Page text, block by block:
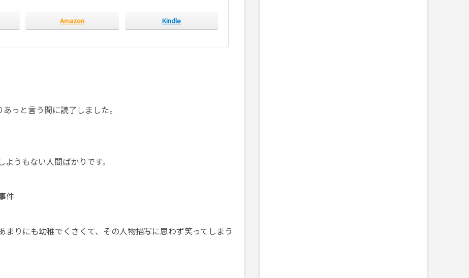
Amazon Kindle
っと言う間に読了しました。
うもない人間ばかりです。
件
りにも幼稚でくさくて、その人物描写に思わず笑ってしまう